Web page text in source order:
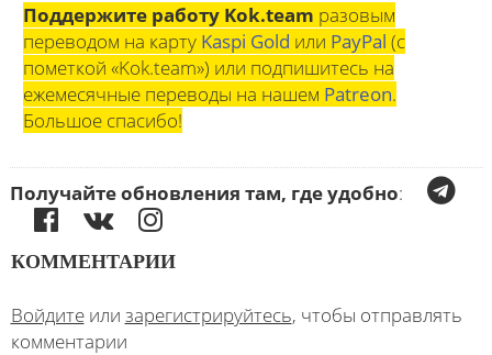
Поддержите работу Kok.team разовым
переводом на карту Kaspi Gold или PayPal (с
пометкой «Kok.team») или подпишитесь на
ежемесячные переводы на нашем Patreon.
Большое спасибо!
Получайте обновления там, где удобно:
КОММЕНТАРИИ
Войдитеили зарегистрируйтесь, чтобы отправлять
комментарии